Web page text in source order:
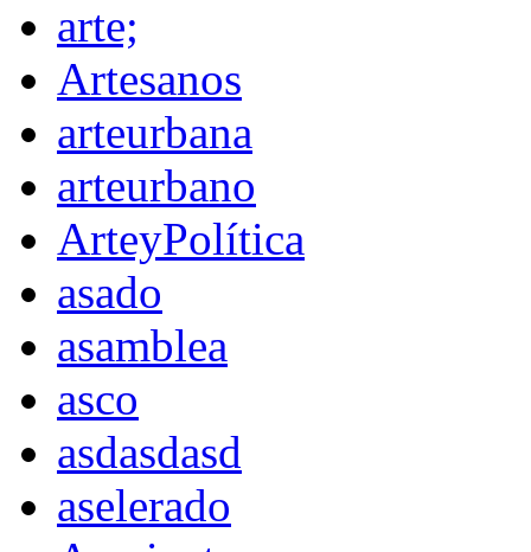
arte;
Artesanos
arteurbana
arteurbano
ArteyPolítica
asado
asamblea
asco
asdasdasd
aselerado